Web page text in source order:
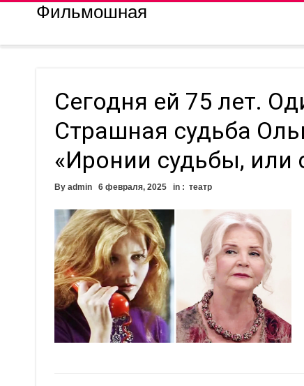
Фильмошная
Сегодня ей 75 лет.
Страшная судьба
«Иронии судьбы, или
By admin 6 февраля, 2025 in : театр